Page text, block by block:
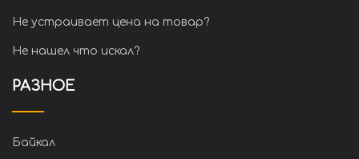
Не устраивает цена на товар?
Не нашел что искал?
РАЗНОЕ
Байкал